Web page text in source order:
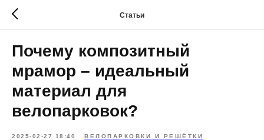
Статьи
Почему композитный
мрамор – идеальный
материал для
велопарковок?
2025-02-27 18:40 ВЕЛОПАРКОВКИ И РЕШЁТКИ